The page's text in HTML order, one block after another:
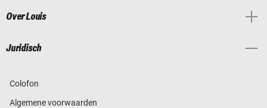
Over Louis
Juridisch
Colofon
Algemene voorwaarden